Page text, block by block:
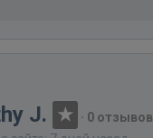
J. · 0 отзывов